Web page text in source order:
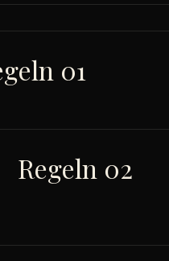
01
Regeln 02